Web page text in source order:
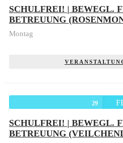
SCHULFREI! | BEWEGL.
BETREUUNG
Montag
29
SCHULFREI! | BEWEGL.
BETREUUNG